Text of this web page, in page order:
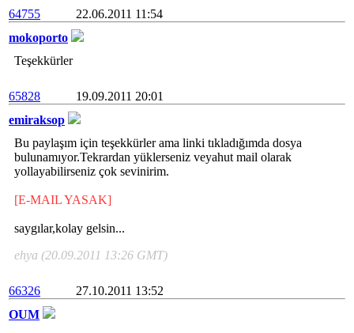
64755
22.06.2011 11:54
mokoporto
Teşekkürler
65828
19.09.2011 20:01
emiraksop
Bu paylaşım için teşekkürler ama linki tıkladığımda dosya
bulunamıyor.Tekrardan yüklerseniz veyahut mail olarak
yollayabilirseniz çok sevinirim.
[E-MAIL YASAK]
saygılar,kolay gelsin...
ehya (20.09.2011 13:26 GMT)
66326
27.10.2011 13:52
OUM